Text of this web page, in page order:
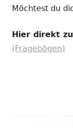
Möchtest du
Hier direkt
(Fragebögen)